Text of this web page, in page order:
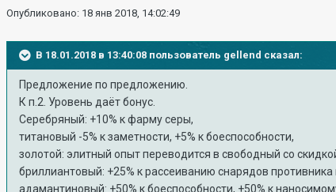
Опубликовано: 18 янв 2018, 14:02:49
В 18.01.2018 в 13:40:08 пользователь gellend сказал:
Предложение по предложению.
К п.2. Уровень даёт бонус.
Серебряный: +10% к фарму серы,
титановый -5% к заметности, +5% к боеспособности,
золотой: элитный опыт переводится в свободный со
бриллиантовый: +25% к рассеиванию снарядов
адамантиновый: +50% к боеспособности, +50% к